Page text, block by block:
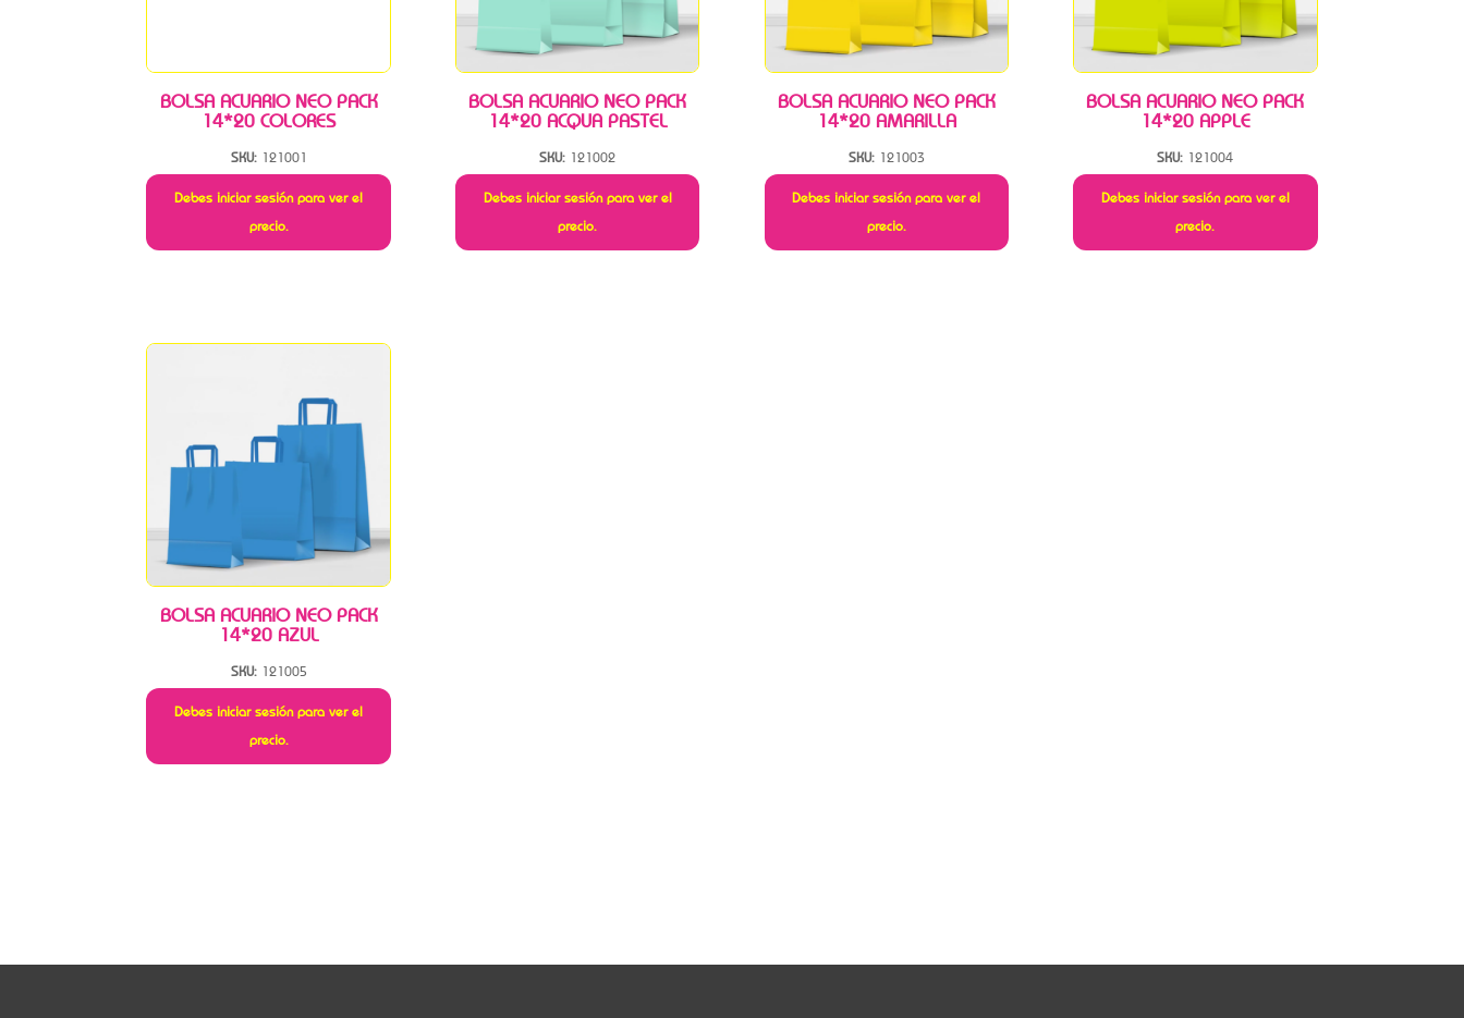
BOLSA ACUARIO NEO PACK
14*20 COLORES
SKU: 121001
Debes iniciar sesión para ver el
precio.
BOLSA ACUARIO NEO PACK
14*20 ACQUA PASTEL
SKU: 121002
Debes iniciar sesión para ver el
precio.
BOLSA ACUARIO NEO PACK
14*20 AMARILLA
SKU: 121003
Debes iniciar sesión para ver el
precio.
BOLSA ACUARIO NEO PACK
14*20 APPLE
SKU: 121004
Debes iniciar sesión para ver el
precio.
BOLSA ACUARIO NEO PACK
14*20 AZUL
SKU: 121005
Debes iniciar sesión para ver el
precio.